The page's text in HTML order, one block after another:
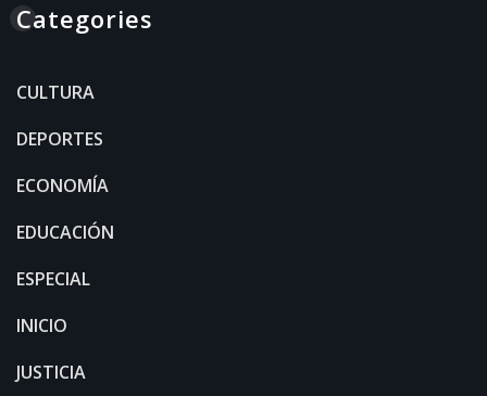
Categories
CULTURA
DEPORTES
ECONOMÍA
EDUCACIÓN
ESPECIAL
INICIO
JUSTICIA